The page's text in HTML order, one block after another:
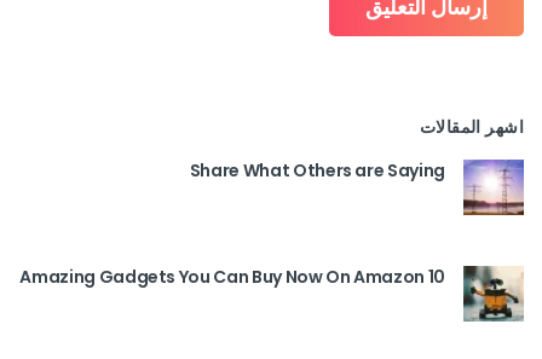
اشهر المقالات
Share What Others are Saying
10 Amazing Gadgets You Can Buy Now On Amazon